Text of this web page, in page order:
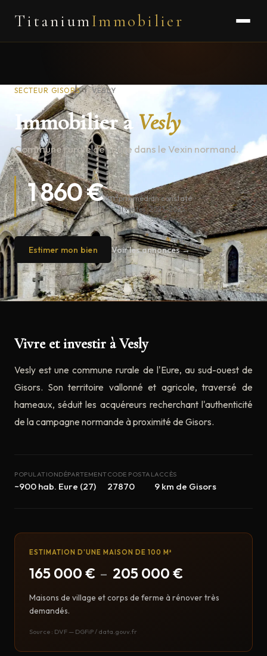
TitaniumImmobilier
SECTEUR GISORS › VESLY
Immobilier à Vesly
Commune rurale de l'Eure dans le Vexin normand.
1 860 €/m²prix médian constaté
11 ventes · 2023–2025
Estimer mon bien Voir les annonces →
Vivre et investir à Vesly
Vesly est une commune rurale de l'Eure, au sud-ouest de
Gisors. Son territoire vallonné et agricole, traversé de
hameaux, séduit les acquéreurs recherchant l'authenticité
de la campagne normande à proximité de Gisors.
POPULATION
~900 hab.
DÉPARTEMENT
Eure (27)
CODE POSTAL
27870
ACCÈS
9 km de Gisors
ESTIMATION D'UNE MAISON DE 100 M²
165 000 € – 205 000 €
Maisons de village et corps de ferme à rénover très
demandés.
Source : DVF — DGFiP / data.gouv.fr